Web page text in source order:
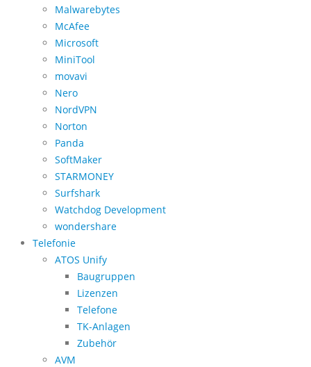
Malwarebytes
McAfee
Microsoft
MiniTool
movavi
Nero
NordVPN
Norton
Panda
SoftMaker
STARMONEY
Surfshark
Watchdog Development
wondershare
Telefonie
ATOS Unify
Baugruppen
Lizenzen
Telefone
TK-Anlagen
Zubehör
AVM